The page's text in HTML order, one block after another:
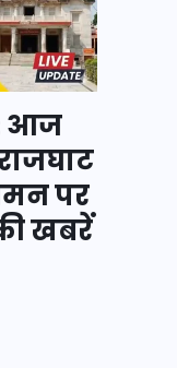
आज
पर
खबरें